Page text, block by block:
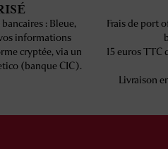
: Bleue,
informations
cryptée, via un
(banque CIC).
Frais de port
15 euros
Livraison